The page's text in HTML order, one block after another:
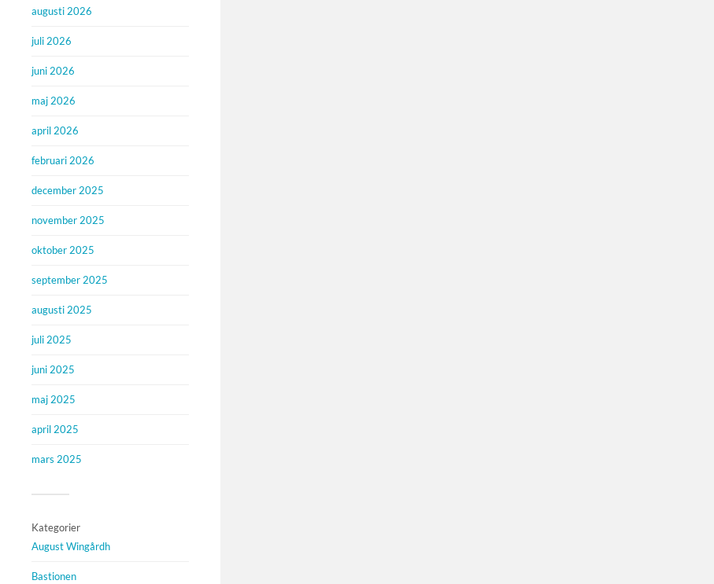
augusti 2026
juli 2026
juni 2026
maj 2026
april 2026
februari 2026
december 2025
november 2025
oktober 2025
september 2025
augusti 2025
juli 2025
juni 2025
maj 2025
april 2025
mars 2025
Kategorier
August Wingårdh
Bastionen